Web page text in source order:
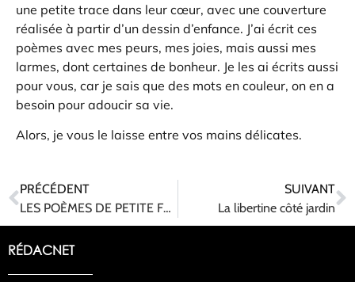
une petite trace dans leur cœur, avec une couverture
réalisée à partir d’un dessin d’enfance. J’ai écrit ces
poèmes avec mes peurs, mes joies, mais aussi mes
larmes, dont certaines de bonheur. Je les ai écrits aussi
pour vous, car je sais que des mots en couleur, on en a
besoin pour adoucir sa vie.
Alors, je vous le laisse entre vos mains délicates.
PRÉCÉDENT
LES POÈMES DE PETITE FÉE
SUIVANT
La libertine côté jardin
RÉDACNET